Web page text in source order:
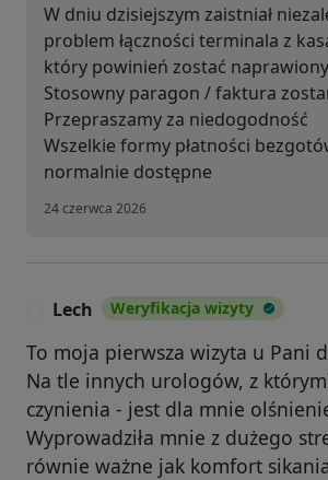
W dniu dzisiejszym zaistniał
problem łączności terminala z
który powinień zostać
Stosowny paragon / faktura
Przepraszamy za niedogodność
Wszelkie formy płatności
normalnie dostępne
24 czerwca 2026
Lech Weryfikacja wizyty
To moja pierwsza wizyta u Pani
Na tle innych urologów, z
czynienia - jest dla mnie
Wyprowadziła mnie z dużego
równie ważne jak komfort